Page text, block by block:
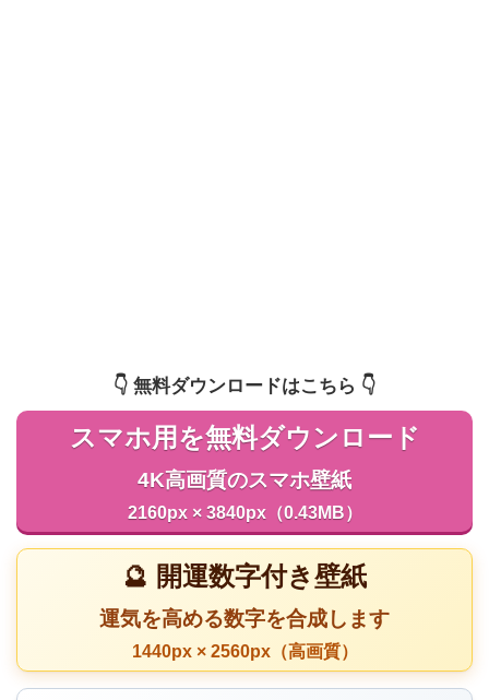
👇️ 無料ダウンロードはこちら 👇️
スマホ用を無料ダウンロード
4K高画質のスマホ壁紙
2160px × 3840px（0.43MB）
🔮 開運数字付き壁紙
運気を高める数字を合成します
1440px × 2560px（高画質）